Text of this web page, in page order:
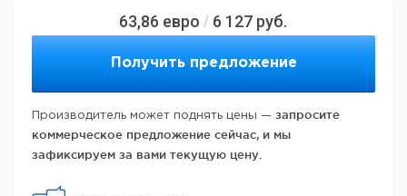
63,86 евро / 6 127 руб.
Получить предложение
Производитель может поднять цены — запросите
коммерческое предложение сейчас, и мы
зафиксируем за вами текущую цену.